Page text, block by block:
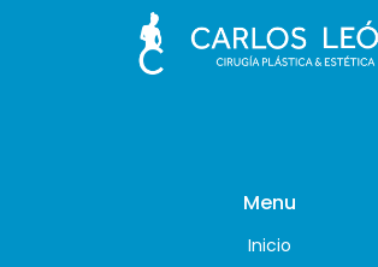
Menu
Inicio